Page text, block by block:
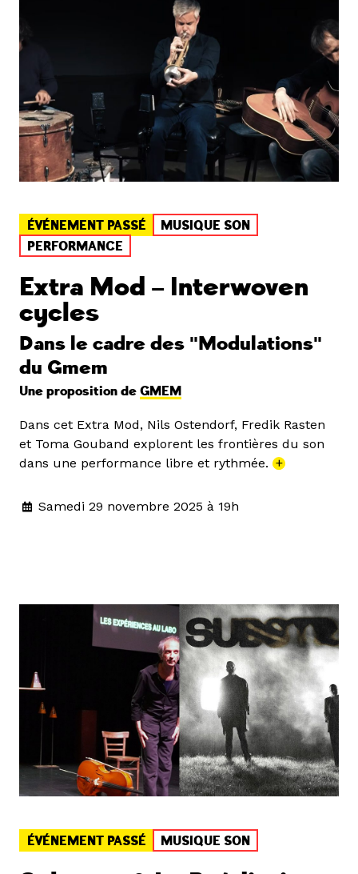
ÉVÉNEMENT PASSÉ
MUSIQUE SON
PERFORMANCE
Extra Mod – Interwoven
cycles
Dans le cadre des "Modulations"
du Gmem
Une proposition de GMEM
Dans cet Extra Mod, Nils Ostendorf, Fredik Rasten
et Toma Gouband explorent les frontières du son
dans une performance libre et rythmée. +
Samedi 29 novembre 2025 à 19h
ÉVÉNEMENT PASSÉ MUSIQUE SON